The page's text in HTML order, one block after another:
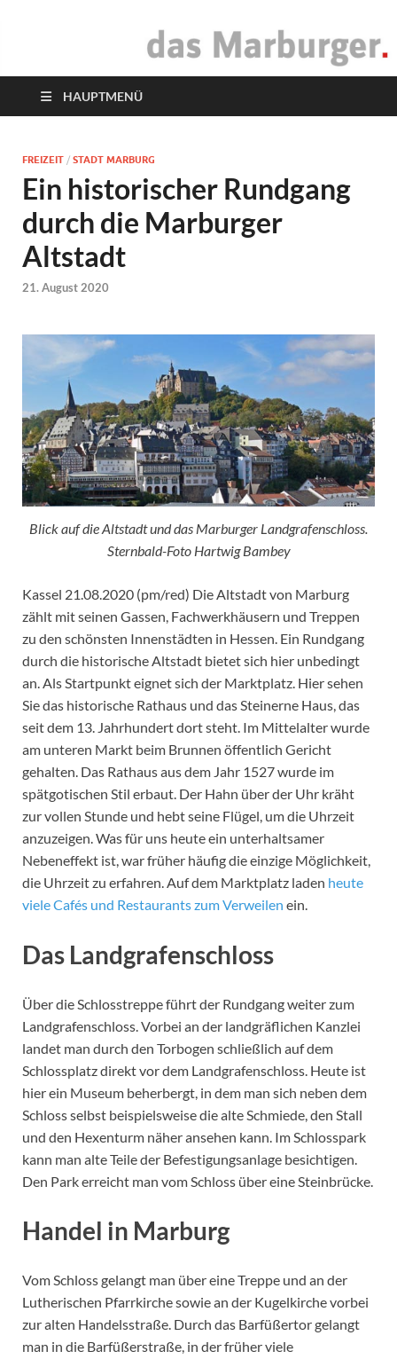
das Marburger.
HAUPTMENÜ
FREIZEIT / STADT MARBURG
Ein historischer Rundgang
durch die Marburger
Altstadt
21. August 2020
Blick auf die Altstadt und das Marburger Landgrafenschloss.
Sternbald-Foto Hartwig Bambey
Kassel 21.08.2020 (pm/red) Die Altstadt von Marburg
zählt mit seinen Gassen, Fachwerkhäusern und Treppen
zu den schönsten Innenstädten in Hessen. Ein Rundgang
durch die historische Altstadt bietet sich hier unbedingt
an. Als Startpunkt eignet sich der Marktplatz. Hier sehen
Sie das historische Rathaus und das Steinerne Haus, das
seit dem 13. Jahrhundert dort steht. Im Mittelalter wurde
am unteren Markt beim Brunnen öffentlich Gericht
gehalten. Das Rathaus aus dem Jahr 1527 wurde im
spätgotischen Stil erbaut. Der Hahn über der Uhr kräht
zur vollen Stunde und hebt seine Flügel, um die Uhrzeit
anzuzeigen. Was für uns heute ein unterhaltsamer
Nebeneffekt ist, war früher häufig die einzige Möglichkeit,
die Uhrzeit zu erfahren. Auf dem Marktplatz laden heute
viele Cafés und Restaurants zum Verweilen ein.
Das Landgrafenschloss
Über die Schlosstreppe führt der Rundgang weiter zum
Landgrafenschloss. Vorbei an der landgräflichen Kanzlei
landet man durch den Torbogen schließlich auf dem
Schlossplatz direkt vor dem Landgrafenschloss. Heute ist
hier ein Museum beherbergt, in dem man sich neben dem
Schloss selbst beispielsweise die alte Schmiede, den Stall
und den Hexenturm näher ansehen kann. Im Schlosspark
kann man alte Teile der Befestigungsanlage besichtigen.
Den Park erreicht man vom Schloss über eine Steinbrücke.
Handel in Marburg
Vom Schloss gelangt man über eine Treppe und an der
Lutherischen Pfarrkirche sowie an der Kugelkirche vorbei
zur alten Handelsstraße. Durch das Barfüßertor gelangt
man in die Barfüßerstraße, in der früher viele